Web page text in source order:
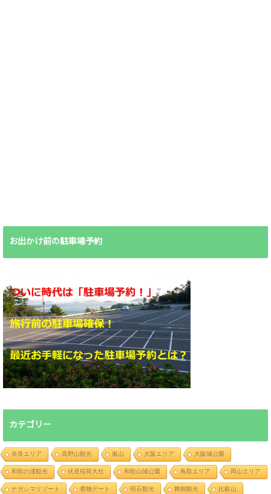
お出かけ前の駐車場予約
カテゴリー
奈良エリア 高野山観光 嵐山 大阪エリア 大阪城公園
和歌の浦観光 伏見稲荷大社 和歌山城公園 鳥取エリア 岡山エリア
ナガシマリゾート 着物デート 明石観光 舞鶴観光 比叡山